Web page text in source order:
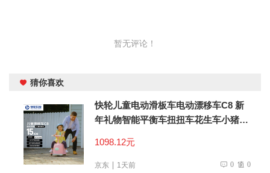
暂无评论！
猜你喜欢
快轮儿童电动滑板车电动漂移车C8 新
年礼物智能平衡车扭扭车花生车小猪造
1098.12元
京东 1天前 0 0